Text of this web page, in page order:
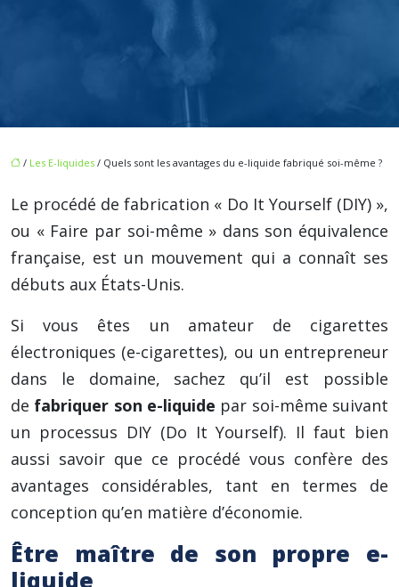
/ Les E-liquides / Quels sont les avantages du e-liquide fabriqué soi-même ?
Le procédé de fabrication « Do It Yourself (DIY) »,
ou « Faire par soi-même » dans son équivalence
française, est un mouvement qui a connaît ses
débuts aux États-Unis.
Si vous êtes un amateur de cigarettes
électroniques (e-cigarettes), ou un entrepreneur
dans le domaine, sachez qu’il est possible
de fabriquer son e-liquide par soi-même suivant
un processus DIY (Do It Yourself). Il faut bien
aussi savoir que ce procédé vous confère des
avantages considérables, tant en termes de
conception qu’en matière d’économie.
Être maître de son propre e-
liquide